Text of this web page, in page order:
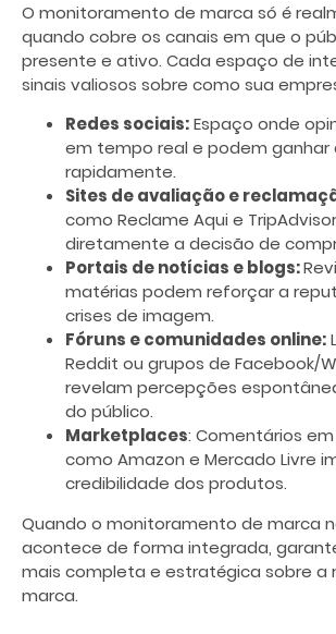
O monitoramento de marca só é
quando cobre os canais em que o
presente e ativo. Cada espaço de
sinais valiosos sobre como sua
Redes sociais:Espaço onde
em tempo real e podem ganhar
rapidamente.
Sites de avaliação e
como Reclame Aqui e
diretamente a decisão de
Portais de notícias e blogs:
matérias podem reforçar a
crises de imagem.
Fóruns e comunidades online:
Reddit ou grupos de Facebook/
revelam percepções
do público.
Marketplaces: Comentários
como Amazon e Mercado Livre
credibilidade dos produtos.
Quando o monitoramento de marca
acontece de forma integrada,
mais completa e estratégica sobre a
marca.